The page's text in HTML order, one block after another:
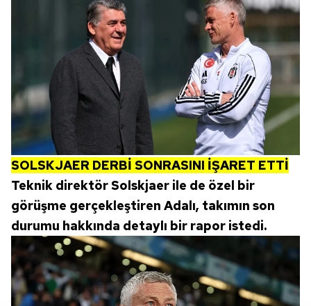
SOLSKJAER DERBİ SONRASINI İŞARET ETTİ
Teknik direktör Solskjaer ile de özel bir
görüşme gerçekleştiren Adalı, takımın son
durumu hakkında detaylı bir rapor istedi.